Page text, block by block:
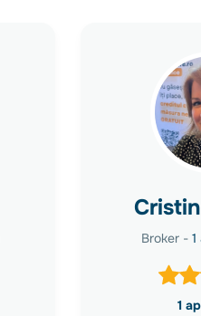
Broker -
1